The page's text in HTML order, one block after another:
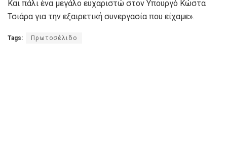
Και πάλι ένα μεγάλο ευχαριστώ στον Υπουργό Κώστα
Τσιάρα για την εξαιρετική συνεργασία που είχαμε».
Tags: Πρωτοσέλιδο